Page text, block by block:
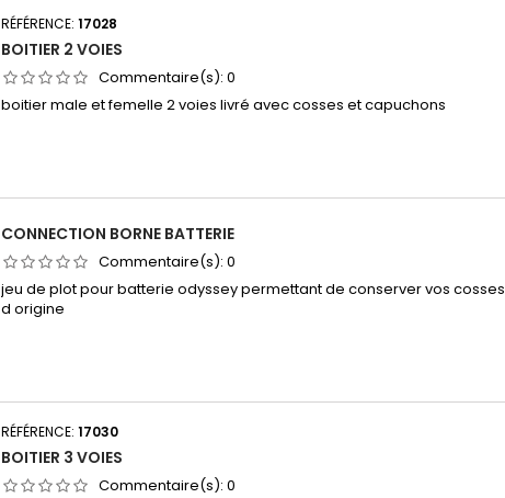
RÉFÉRENCE: 17028
BOITIER 2 VOIES
Commentaire(s): 0
boitier male et femelle 2 voies livré avec cosses et capuchons
CONNECTION BORNE BATTERIE
Commentaire(s): 0
jeu de plot pour batterie odyssey permettant de conserver vos cosses
d origine
RÉFÉRENCE: 17030
BOITIER 3 VOIES
Commentaire(s): 0